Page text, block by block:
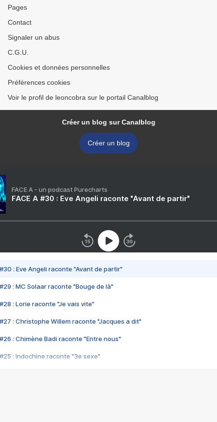
Pages
Contact
Signaler un abus
C.G.U.
Cookies et données personnelles
Préférences cookies
Voir le profil de leoncobra sur le portail Canalblog
Créer un blog sur Canalblog
Créer un blog
FACE A - un podcast Purecharts
FACE A #30 : Eve Angeli raconte "Avant de partir"
#30 : Eve Angeli raconte "Avant de partir"
#29 : MC Solaar raconte "Bouge de là"
#28 : Lorie raconte "Je vais vite"
#27 : Christophe Willem raconte "Jacques a dit"
#26 : Chimène Badi raconte "Entre nous"
#25 : Indochine raconte "3e sexe"